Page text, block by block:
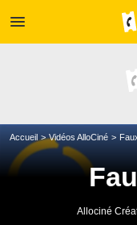
menu
Accueil Vidéos AlloCiné
Allociné